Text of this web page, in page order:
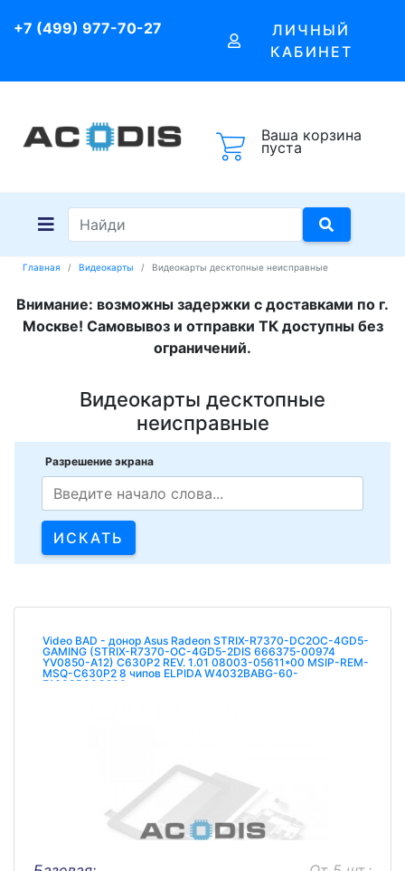
+7 (499) 977-70-27
ЛИЧНЫЙ
КАБИНЕТ
Ваша корзина
пуста
Главная Видеокарты Видеокарты десктопные неисправные
Внимание: возможны задержки с доставками по г.
Москве! Самовывоз и отправки ТК доступны без
ограничений.
Видеокарты десктопные
неисправные
Разрешение экрана
Video BAD - донор Asus Radeon STRIX-R7370-DC2OC-4GD5-
GAMING (STRIX-R7370-OC-4GD5-2DIS 666375-00974
YV0850-A12) C630P2 REV. 1.01 08003-05611*00 MSIP-REM-
MSQ-C630P2 8 чипов ELPIDA W4032BABG-60-
F1603R90G200